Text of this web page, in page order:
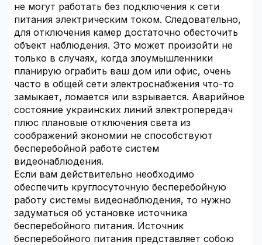
не могут работать без подключения к сети
питания электрическим током. Следовательно,
для отключения камер достаточно обесточить
объект наблюдения. Это может произойти не
только в случаях, когда злоумышленники
планирую ограбить ваш дом или офис, очень
часто в общей сети электроснабжения что-то
замыкает, ломается или взрывается. Аварийное
состояние украинских линий электропередач
плюс плановые отключения света из
соображений экономии не способствуют
бесперебойной работе систем
видеонаблюдения.
Если вам действительно необходимо
обеспечить круглосуточную бесперебойную
работу системы видеонаблюдения, то нужно
задуматься об установке источника
бесперебойного питания. Источник
бесперебойного питания представляет собою